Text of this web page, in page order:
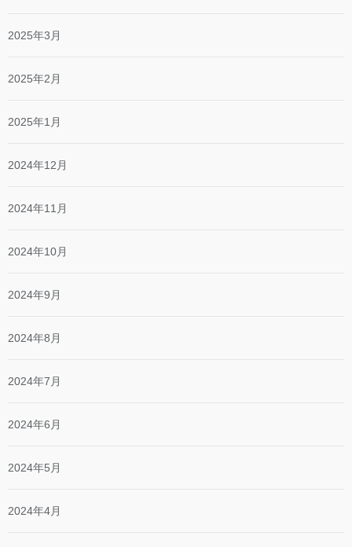
2025年3月
2025年2月
2025年1月
2024年12月
2024年11月
2024年10月
2024年9月
2024年8月
2024年7月
2024年6月
2024年5月
2024年4月